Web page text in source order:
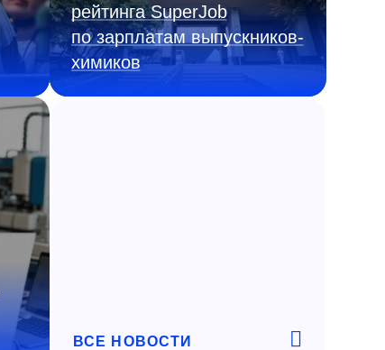
рейтинга SuperJob
по зарплатам выпускников-
химиков
ВСЕ НОВОСТИ